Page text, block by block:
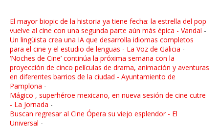
El mayor biopic de la historia ya tiene fecha: la estrella del pop
vuelve al cine con una segunda parte aún más épica - Vandal -
Un lingüista crea una IA que desarrolla idiomas completos
para el cine y el estudio de lenguas - La Voz de Galicia -
‘Noches de Cine’ continúa la próxima semana con la
proyección de cinco películas de drama, animación y aventuras
en diferentes barrios de la ciudad - Ayuntamiento de
Pamplona -
Mágico , superhéroe mexicano, en nueva sesión de cine cutre
- La Jornada -
Buscan regresar al Cine Ópera su viejo esplendor - El
Universal -